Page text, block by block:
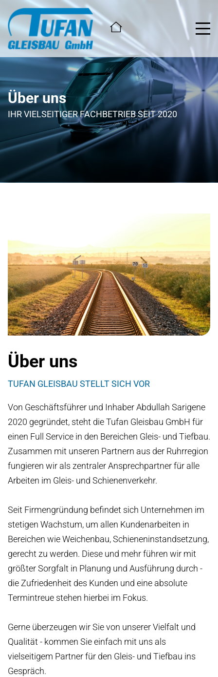
Über uns
IHR VIELSEITIGER FACHBETRIEB SEIT 2020
Über uns
TUFAN GLEISBAU STELLT SICH VOR
Von Geschäftsführer und Inhaber Abdullah Sarigene
2020 gegründet, steht die Tufan Gleisbau GmbH für
einen Full Service in den Bereichen Gleis- und Tiefbau.
Zusammen mit unseren Partnern aus der Ruhrregion
fungieren wir als zentraler Ansprechpartner für alle
Arbeiten im Gleis- und Schienenverkehr.
Seit Firmengründung befindet sich Unternehmen im
stetigen Wachstum, um allen Kundenarbeiten in
Bereichen wie Weichenbau, Schieneninstandsetzung,
gerecht zu werden. Diese und mehr führen wir mit
größter Sorgfalt in Planung und Ausführung durch -
die Zufriedenheit des Kunden und eine absolute
Termintreue stehen hierbei im Fokus.
Gerne überzeugen wir Sie von unserer Vielfalt und
Qualität - kommen Sie einfach mit uns als
vielseitigem Partner für den Gleis- und Tiefbau ins
Gespräch.